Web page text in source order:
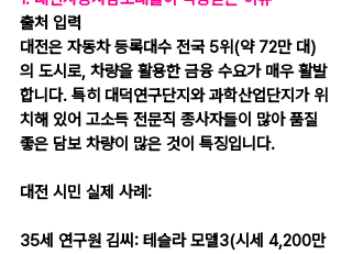
출처 입력
대전은 자동차 등록대수 전국 5위(약 72만 대)
의 도시로, 차량을 활용한 금융 수요가 매우 활발
합니다. 특히 대덕연구단지와 과학산업단지가 위
치해 있어 고소득 전문직 종사자들이 많아 품질
좋은 담보 차량이 많은 것이 특징입니다.
대전 시민 실제 사례:
35세 연구원 김씨: 테슬라 모델3(시세 4,200만